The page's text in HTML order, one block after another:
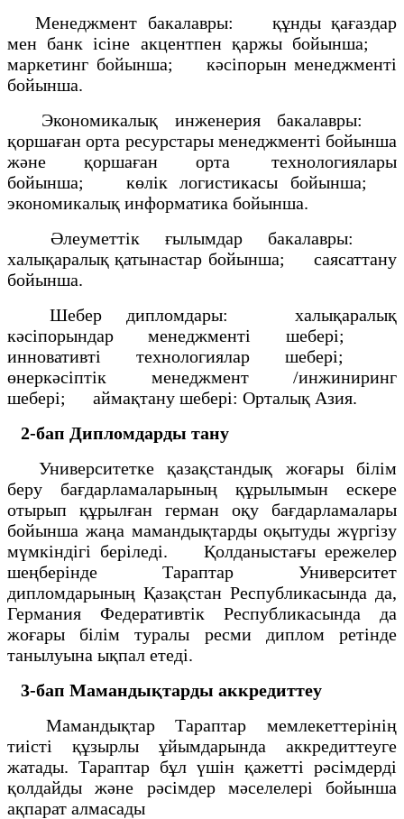
Менеджмент бакалавры: құнды қағаздар
мен банк ісіне акцентпен қаржы бойынша;
маркетинг бойынша; кәсіпорын менеджменті
бойынша.
Экономикалық инженерия бакалавры:
қоршаған орта ресурстары менеджменті бойынша
және қоршаған орта технологиялары
бойынша; көлік логистикасы бойынша;
экономикалық информатика бойынша.
Әлеуметтік ғылымдар бакалавры:
халықаралық қатынастар бойынша; саясаттану
бойынша.
Шебер дипломдары: халықаралық
кәсіпорындар менеджменті шебері;
инновативті технологиялар шебері;
өнеркәсіптік менеджмент /инжиниринг
шебері; аймақтану шебері: Орталық Азия.
2-бап Дипломдарды тану
Университетке қазақстандық жоғары білім
беру бағдарламаларының құрылымын ескере
отырып құрылған герман оқу бағдарламалары
бойынша жаңа мамандықтарды оқытуды жүргізу
мүмкіндігі беріледі. Қолданыстағы ережелер
шеңберінде Тараптар Университет
дипломдарының Қазақстан Республикасында да,
Германия Федеративтік Республикасында да
жоғары білім туралы ресми диплом ретінде
танылуына ықпал етеді.
3-бап Мамандықтарды аккредиттеу
Мамандықтар Тараптар мемлекеттерінің
тиісті құзырлы ұйымдарында аккредиттеуге
жатады. Тараптар бұл үшін қажетті рәсімдерді
қолдайды және рәсімдер мәселелері бойынша
ақпарат алмасады